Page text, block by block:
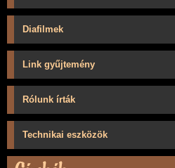
Diafilmek
Link gyűjtemény
Rólunk írták
Technikai eszközök